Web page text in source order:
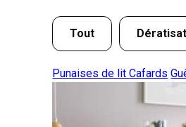
Tout
Punaises de litCafards